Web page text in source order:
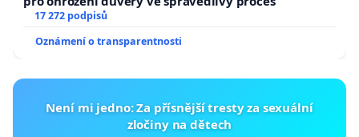
17 272 podpisů
Oznámení o transparentnosti
Není mi jedno: Za přísnější tresty za sexuální
zločiny na dětech